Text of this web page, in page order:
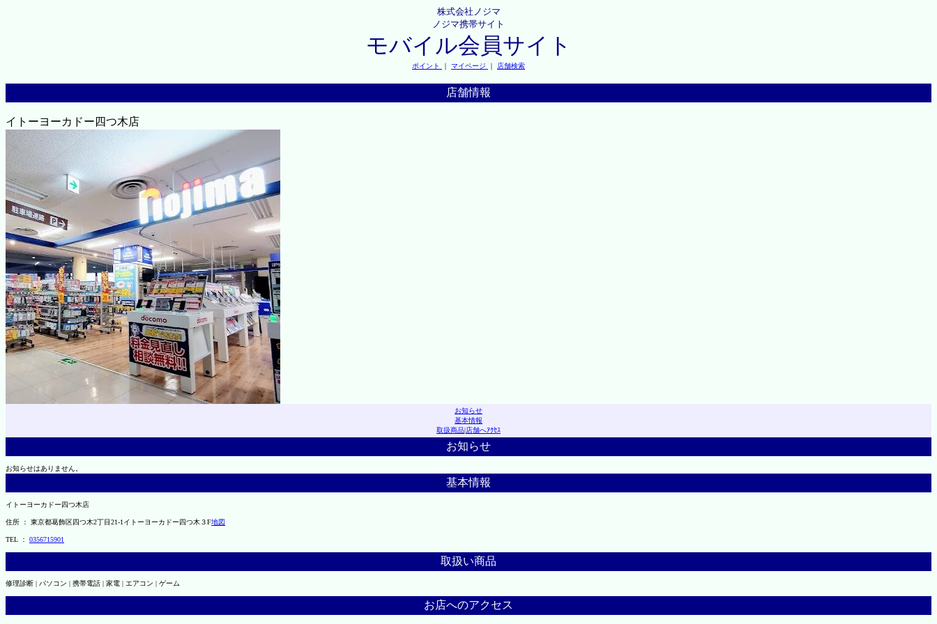
株式会社ノジマ
ノジマ携帯サイト
モバイル会員サイト
ポイント ｜ マイページ ｜ 店舗検索
店舗情報
イトーヨーカドー四つ木店
お知らせ
基本情報
取扱商品|店舗へｱｸｾｽ
お知らせ
お知らせはありません。
基本情報
イトーヨーカドー四つ木店
住所 ： 東京都葛飾区四つ木2丁目21-1イトーヨーカドー四つ木３F地図
TEL ： 0356715901
取扱い商品
修理診断 | パソコン | 携帯電話 | 家電 | エアコン | ゲーム
お店へのアクセス